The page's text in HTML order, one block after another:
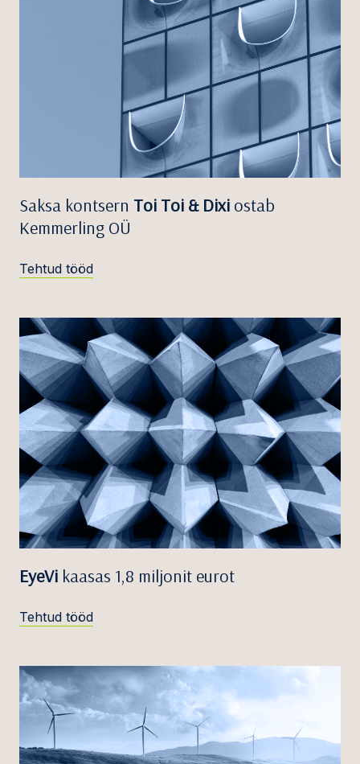
Saksa kontsern Toi Toi & Dixi ostab
Kemmerling OÜ
Tehtud tööd
EyeVi kaasas 1,8 miljonit eurot
Tehtud tööd